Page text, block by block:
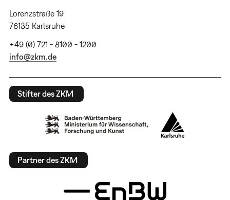
Lorenzstraße 19
76135 Karlsruhe
+49 (0) 721 - 8100 - 1200
info@zkm.de
Stifter des ZKM
Partner des ZKM